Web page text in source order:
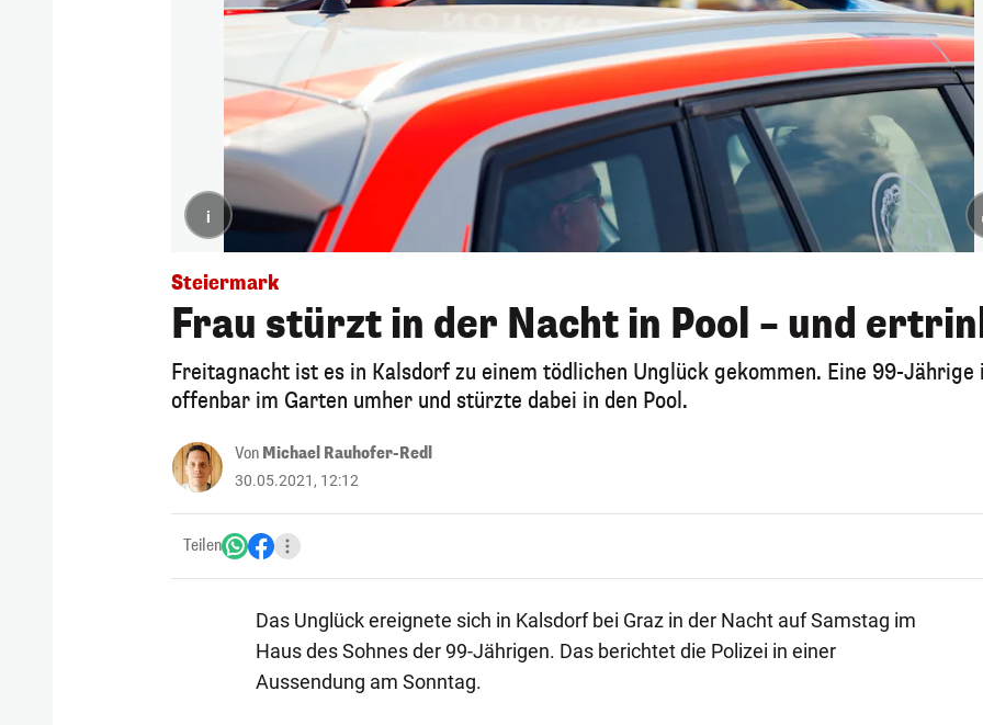
i
Steiermark
Frau stürzt in der Nacht in Pool – und
Freitagnacht ist es in Kalsdorf zu einem tödlichen Unglück gekommen. Eine 99-
offenbar im Garten umher und stürzte dabei in den Pool.
Von Michael Rauhofer-Redl
30.05.2021, 12:12
Teilen
Das Unglück ereignete sich in Kalsdorf bei Graz in der Nacht auf Samstag im
Haus des Sohnes der 99-Jährigen. Das berichtet die Polizei in einer
Aussendung am Sonntag.